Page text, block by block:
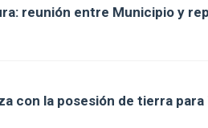
reunión entre Municipio y
con la posesión de tierra